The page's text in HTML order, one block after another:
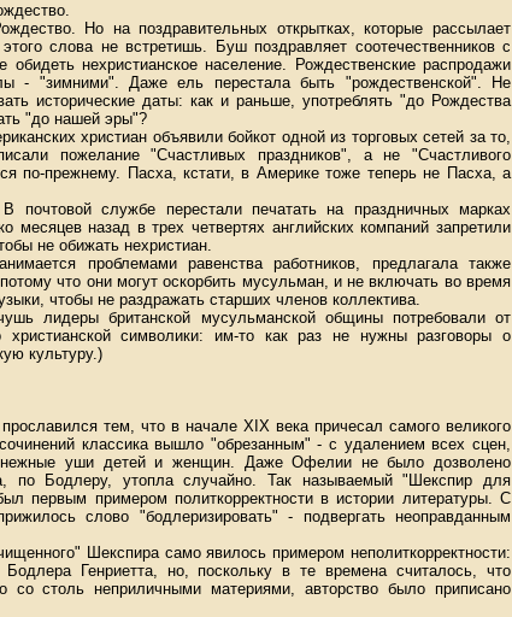
Но на поздравительных открытках, которые рассылает
слова не встретишь. Буш поздравляет соотечественников с
нехристианское население. Рождественские распродажи
- "зимними". Даже ель перестала быть "рождественской". Не
исторические даты: как и раньше, употреблять "до Рождества
"до нашей эры"?
христиан объявили бойкот одной из торговых сетей за то,
пожелание "Счастливых праздников", а не "Счастливого
по-прежнему. Пасха, кстати, в Америке тоже теперь не Пасха, а
почтовой службе перестали печатать на праздничных марках
месяцев назад в трех четвертях английских компаний запретили
не обижать нехристиан.
проблемами равенства работников, предлагала также
что они могут оскорбить мусульман, и не включать во время
чтобы не раздражать старших членов коллектива.
лидеры британской мусульманской общины потребовали от
символики: им-то как раз не нужны разговоры о
культуру.)
тем, что в начале XIX века причесал самого великого
классика вышло "обрезанным" - с удалением всех сцен,
нежные уши детей и женщин. Даже Офелии не было дозволено
по Бодлеру, утопла случайно. Так называемый "Шекспир для
первым примером политкорректности в истории литературы. С
слово "бодлеризировать" - подвергать неоправданным
Шекспира само явилось примером неполиткорректности:
Бодлера Генриетта, но, поскольку в те времена считалось, что
столь неприличными материями, авторство было приписано